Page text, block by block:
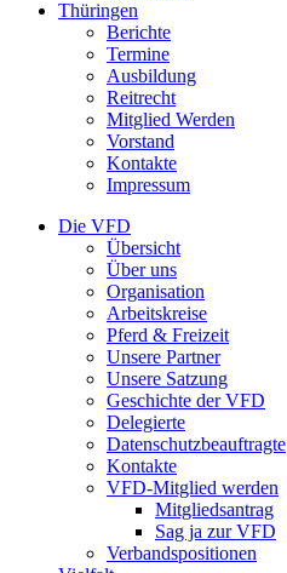
Thüringen
Berichte
Termine
Ausbildung
Reitrecht
Mitglied Werden
Vorstand
Kontakte
Impressum
Die VFD
Übersicht
Über uns
Organisation
Arbeitskreise
Pferd & Freizeit
Unsere Partner
Unsere Satzung
Geschichte der VFD
Delegierte
Datenschutzbeauftragte
Kontakte
VFD-Mitglied werden
Mitgliedsantrag
Sag ja zur VFD
Verbandspositionen